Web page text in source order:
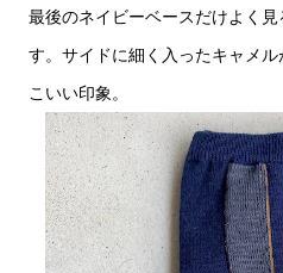
最後のネイビーベースだけよく
す。サイドに細く入ったキャメ
こいい印象。